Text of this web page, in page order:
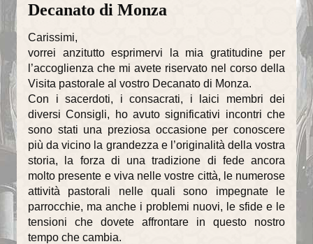
Decanato di Monza
Carissimi,
vorrei anzitutto esprimervi la mia gratitudine per
l’accoglienza che mi avete riservato nel corso della
Visita pastorale al vostro Decanato di Monza.
Con i sacerdoti, i consacrati, i laici membri dei
diversi Consigli, ho avuto significativi incontri che
sono stati una preziosa occasione per conoscere
più da vicino la grandezza e l’originalità della vostra
storia, la forza di una tradizione di fede ancora
molto presente e viva nelle vostre città, le numerose
attività pastorali nelle quali sono impegnate le
parrocchie, ma anche i problemi nuovi, le sfide e le
tensioni che dovete affrontare in questo nostro
tempo che cambia.